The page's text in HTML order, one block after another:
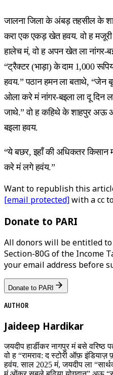
जालना जिला के अंबड़ तहसील के
करा एक एकड़ खेत हवय. वो ह
हालेच मं, वो ह अपन खेत ला नांगर-
“ट्रैक्टर (भाड़ा) के दाम 1,000
हवय.” पठान हमन ला बताथे, “जेन
ओला करे मं नांगर-बइला ला दू दिन
जाथे.” वो ह कहिथे के शाहपुर अऊ
बइला हवय.
“ये बछर, इहाँ की अधिकतर किसान
करे मं लगे हवंय.”
Want to republish this
[email protected]with a cc
Donate to PARI
All donors will be entitled
Section-80G of the Income
your email address before
Donate to PARI
AUTHOR
Jaideep Hardikar
जयदीप हार्डीकर नागपुर मं बसे वरिष्ठ
वो ह “रामराव: द स्टोरी ऑफ़ इंडियाज़
हवंय. साल 2025 मं, जयदीप ला